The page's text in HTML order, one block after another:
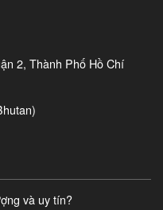
2, Thành Phố Hồ Chí
và uy tín?